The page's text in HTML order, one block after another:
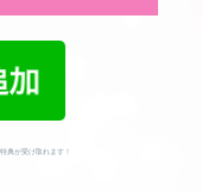
典が受け取れます！